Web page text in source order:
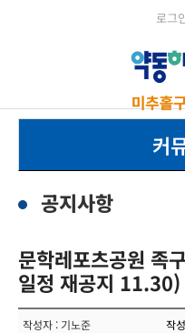
로그
커
공지사항
문학레포츠공원 족
일정 재공지 11.30)
작성자 : 기노준
작